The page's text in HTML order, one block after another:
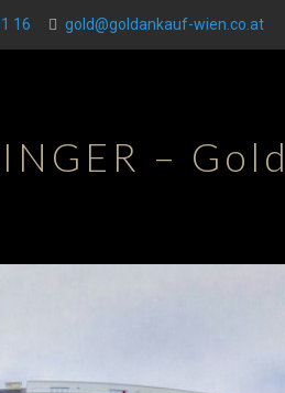
16 gold@goldankauf-wien.co.at
–